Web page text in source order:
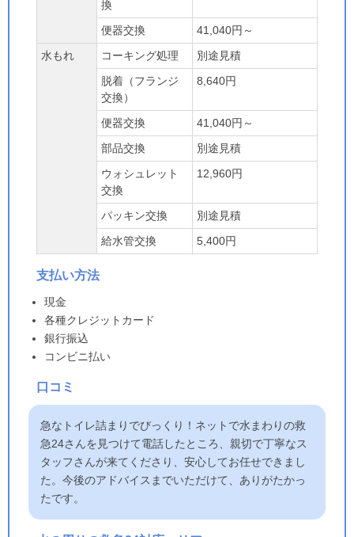
換
便器交換
41,040円～
水もれ
コーキング処理
別途見積
脱着（フランジ
交換）
8,640円
便器交換
41,040円～
部品交換
別途見積
ウォシュレット
交換
12,960円
パッキン交換
別途見積
給水管交換
5,400円
支払い方法
現金
各種クレジットカード
銀行振込
コンビニ払い
口コミ
急なトイレ詰まりでびっくり！ネットで水まわりの救
急24さんを見つけて電話したところ、親切で丁寧なス
タッフさんが来てくださり、安心してお任せできまし
た。今後のアドバイスまでいただけて、ありがたかっ
たです。